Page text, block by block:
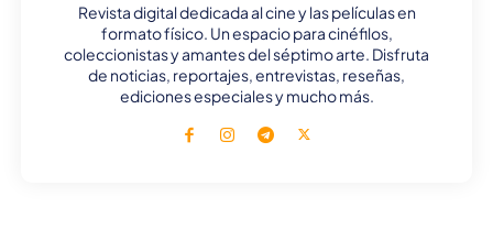
Revista digital dedicada al cine y las películas en
formato físico. Un espacio para cinéfilos,
coleccionistas y amantes del séptimo arte. Disfruta
de noticias, reportajes, entrevistas, reseñas,
ediciones especiales y mucho más.